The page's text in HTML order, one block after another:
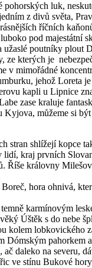
pohorských luk,
z divů světa,
říčních
pod majestátní
užaslé poutníky
ze kterých je
v mimořádné
jehož Loreta
kapli u Lipnice
zase kraluje
můžeme si
stran shlížejí kopce
kraj prvních
Říše královny
hora ohnivá,
karmínovým
Úštěk s do nebe
kolem lobkovického
Dómským pahorkem
daleko na severu,
ve stínu Bukové